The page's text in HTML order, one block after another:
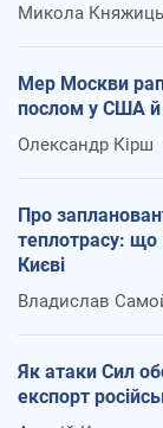
Микола
Мер Москви
послом у США й
Олександр Кірш
Про
теплотрасу: що
Києві
Владислав
Як атаки Сил
експорт